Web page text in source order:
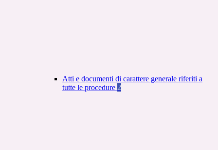
Atti e documenti di carattere generale riferiti a
tutte le procedure 2